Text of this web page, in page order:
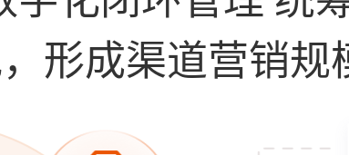
形成渠道营销规